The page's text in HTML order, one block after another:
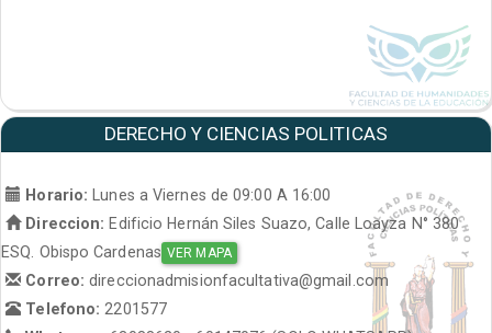
DERECHO Y CIENCIAS POLITICAS
Horario:
Lunes a Viernes de 09:00 A 16:00
Direccion: Edificio Hernán Siles Suazo, Calle Loayza N° 380
ESQ. Obispo Cardenas VER MAPA
Correo:direccionadmisionfacultativa@gmail.com
Telefono: 2201577